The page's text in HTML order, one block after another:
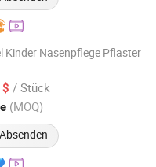
Kinder Nasenpflege Pflaster
/ Stück
(MOQ)
Co., Ltd.